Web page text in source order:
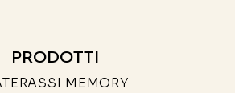
PRODOTTI
MEMORY